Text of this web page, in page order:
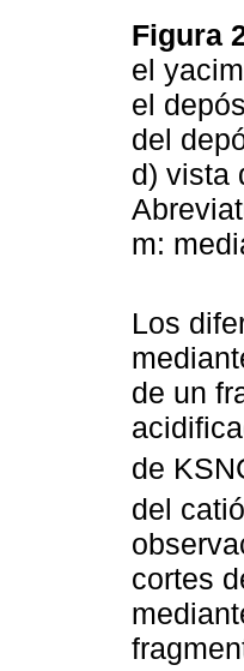
Figura
el
el
del
d) vista
m:
Los
de un
de
del
cortes